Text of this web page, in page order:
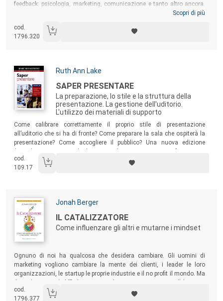
feedback: psicologia, marketing, comunicazione e tanto altro ancora.
Una guida pratica rivolta a chiunque voglia implementare una
Grazie del feedback
mostra cos’è veramente il feedback e come
metterlo a frutto per acquisire maggiore consapevolezza di noi stessi,
Scopri di più
cod.
1796.320
Autori:
Ruth Ann Lake
Titolo:
SAPER PRESENTARE
La preparazione, lo stile e la struttura della
presentazione. La gestione dell'uditorio.
L'utilizzo dei materiali di supporto
Sommario:
Come calibrare correttamente il proprio stile di presentazione
all’uditorio che si ha di fronte? Come preparare la sala che ospiterà la
presentazione? Come accogliere il pubblico? Una nuova edizione
imprenditori, politici, venditori, insegnanti, consulenti che ha sin qui
venduto oltre 17.000 copie!
cod.
109.17
Autori:
Jonah Berger
Titolo:
IL CATALIZZATORE
Come influenzare gli altri e mutarne i mindset
Sommario:
Ognuno di noi ha qualcosa che desidera cambiare. Gli uomini di
marketing vogliono cambiare la mente dei clienti, i leader le loro
organizzazioni, le startup le proprie industrie e il no profit il mondo. Ma
unico e originale che può favorire il cambiamento, fornendo le chiavi
cod.
1796.377